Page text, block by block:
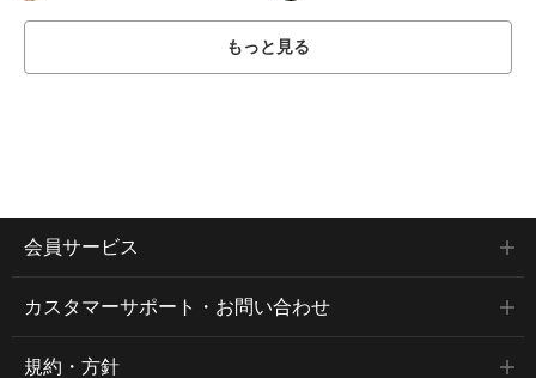
もっと見る
会員サービス
カスタマーサポート・お問い合わせ
規約・方針